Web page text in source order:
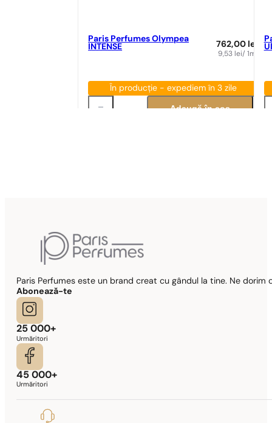
Paris Perfumes Olympea
INTENSE
762,00 lei
9,53 lei/ 1ml
În producție - expediem în 3 zile
Adaugă în coș
Paris Perfumes este un brand creat cu gândul la tine. Ne
Abonează-te
25 000+
Urmăritori
45 000+
Urmăritori